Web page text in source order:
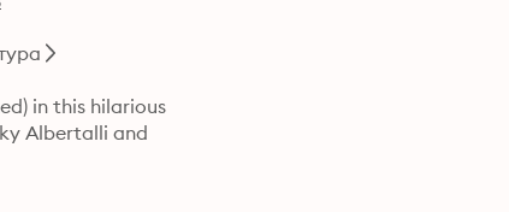
in this hilarious
Albertalli and